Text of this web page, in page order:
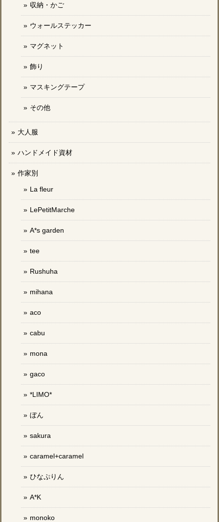
収納・かご
ウォールステッカー
マグネット
飾り
マスキングテープ
その他
大人服
ハンドメイド資材
作家別
La fleur
LePetitMarche
A*s garden
tee
Rushuha
mihana
aco
cabu
mona
gaco
*LIMO*
ぼん
sakura
caramel+caramel
ひなぷりん
A*K
monoko